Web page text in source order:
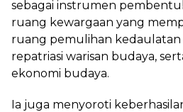
sebagai instrumen
ruang kewargaan yang
ruang pemulihan
repatriasi warisan budaya,
ekonomi budaya.
Ia juga menyoroti